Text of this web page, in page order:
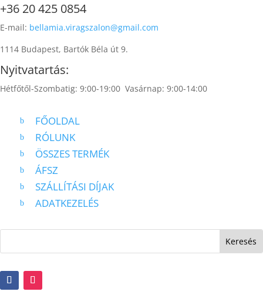
+36 20 425 0854
E-mail: bellamia.viragszalon@gmail.com
1114 Budapest, Bartók Béla út 9.
Nyitvatartás:
Hétfőtől-Szombatig: 9:00-19:00 Vasárnap: 9:00-14:00
b FŐOLDAL
b RÓLUNK
b ÖSSZES TERMÉK
b ÁFSZ
b SZÁLLÍTÁSI DÍJAK
b ADATKEZELÉS